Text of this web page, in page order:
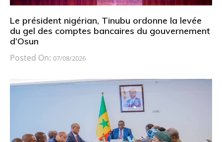
Le président nigérian, Tinubu ordonne la levée
du gel des comptes bancaires du gouvernement
d’Osun
Posted On: 07/08/2026